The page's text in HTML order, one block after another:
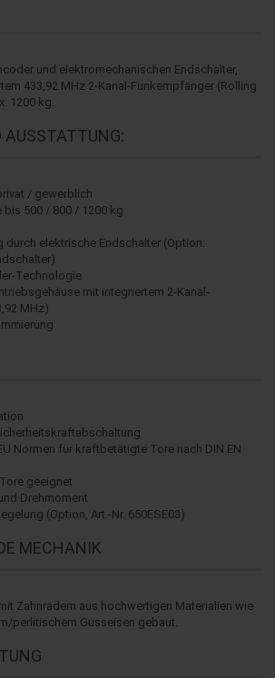
und elektromechanischen Endschalter,
433,92 MHz 2-Kanal-Funkempfänger (Rolling
1200 kg.
AUSSTATTUNG:
/ gewerblich
bis 500 / 800 / 1200 kg
durch elektrische Endschalter (Option:
Technologie
mit integriertem 2-Kanal-
MHz)
Normen für kraftbetätigte Tore nach DIN EN
geeignet
Drehmoment
(Option, Art.-Nr. 650ESE03)
MECHANIK
Zahnrädern aus hochwertigen Materialien wie
perlitischem Gusseisen gebaut.